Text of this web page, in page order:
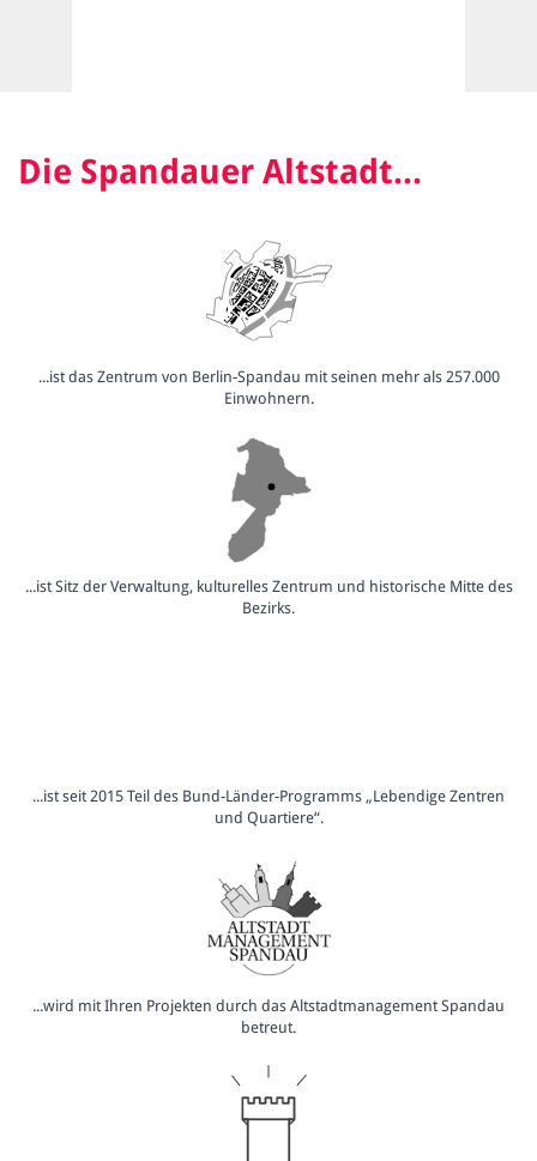
Die Spandauer Altstadt...
...ist das Zentrum von Berlin-Spandau mit seinen mehr als 257.000
Einwohnern.
...ist Sitz der Verwaltung, kulturelles Zentrum und historische Mitte des
Bezirks.
...ist seit 2015 Teil des Bund-Länder-Programms „Lebendige Zentren
und Quartiere“.
...wird mit Ihren Projekten durch das Altstadtmanagement Spandau
betreut.